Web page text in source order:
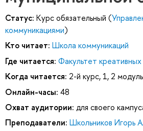
Статус: Курс обязательный (
коммуникациями)
Кто читает: Школа коммуникаций
Где читается: Факультет
Когда читается: 2-й курс, 1, 2 модуль
Онлайн-часы: 48
Охват аудитории: для своего
Преподаватели: Школьников Игорь